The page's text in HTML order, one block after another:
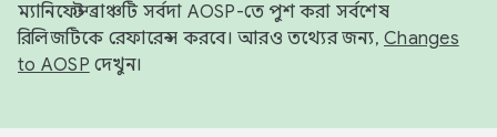
ম্যানিফেস্ট ব্রাঞ্চটি সর্বদা AOSP-তে পুশ করা সর্বশেষ
রিলিজটিকে রেফারেন্স করবে। আরও তথ্যের জন্য, Changes
to AOSP দেখুন।